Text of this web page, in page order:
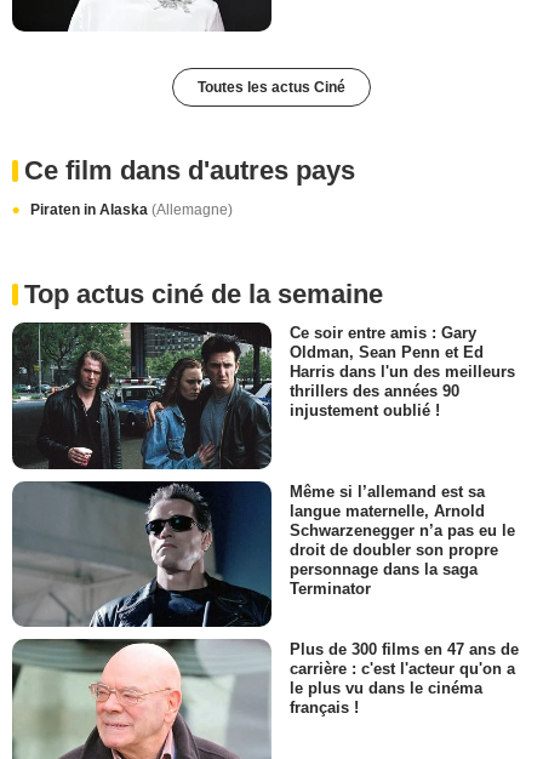
Toutes les actus Ciné
Ce film dans d'autres pays
Piraten in Alaska (Allemagne)
Top actus ciné de la semaine
Ce soir entre amis : Gary
Oldman, Sean Penn et Ed
Harris dans l'un des meilleurs
thrillers des années 90
injustement oublié !
Même si l’allemand est sa
langue maternelle, Arnold
Schwarzenegger n’a pas eu le
droit de doubler son propre
personnage dans la saga
Terminator
Plus de 300 films en 47 ans de
carrière : c'est l'acteur qu'on a
le plus vu dans le cinéma
français !